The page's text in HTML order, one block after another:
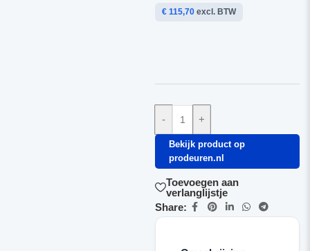
€ 115,70excl. BTW
- +
Bekijk product op
prodeuren.nl
Toevoegen aan
verlanglijstje
Share: